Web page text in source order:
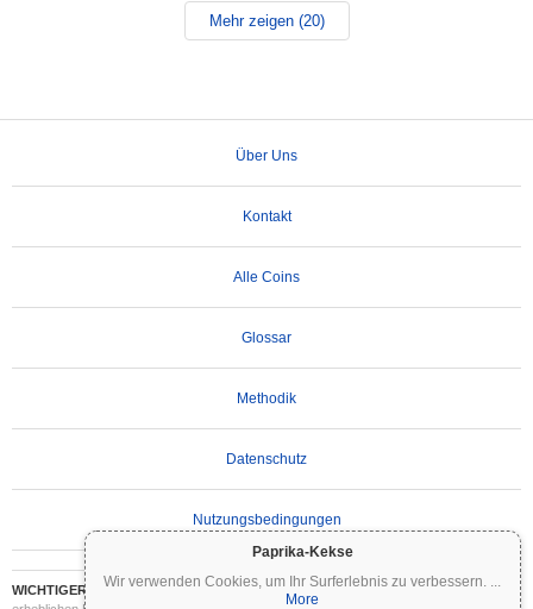
Paprika-Kekse
Wir verwenden Cookies, um Ihr Surferlebnis zu verbessern. ...
More
Mehr zeigen (20)
Über Uns
Kontakt
Alle Coins
Glossar
Methodik
Datenschutz
Nutzungsbedingungen
WICHTIGER HAFTUNGSAUSSCHLUSS:Kryptowährungen sind hochvolatil und mit